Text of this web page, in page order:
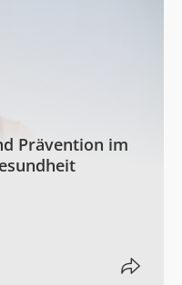
Prävention im